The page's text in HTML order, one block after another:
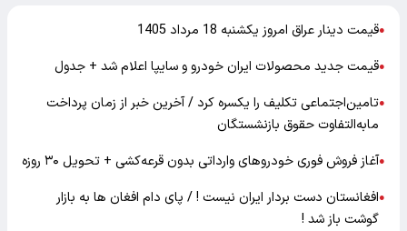
●قیمت دینار عراق امروز یکشنبه 18 مرداد 1405
●قیمت جدید محصولات ایران خودرو و سایپا اعلام شد + جدول
●تامین‌اجتماعی تکلیف را یکسره کرد / آخرین خبر از زمان پرداخت
مابه‌التفاوت حقوق بازنشستگان
●آغاز فروش فوری خودروهای وارداتی بدون قرعه‌کشی + تحویل ۳۰ روزه
●افغانستان دست بردار ایران نیست ! / پای دام افغان ها به بازار
گوشت باز شد !